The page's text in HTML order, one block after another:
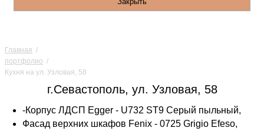
Главная /
портфолио /
Кухня на ул. Узловая, 58
г.Севастополь, ул. Узловая, 58
-Корпус ЛДСП Egger - U732 ST9 Серый пыльный,
Фасад верхних шкафов Fenix - 0725 Grigio Efeso,